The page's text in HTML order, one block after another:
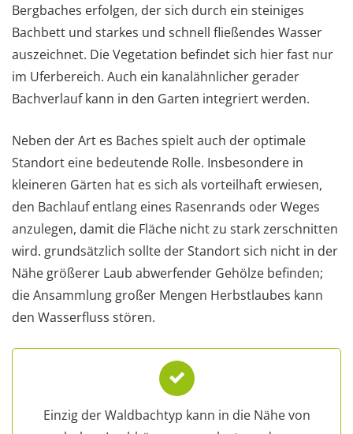
Bergbaches erfolgen, der sich durch ein steiniges
Bachbett und starkes und schnell fließendes Wasser
auszeichnet. Die Vegetation befindet sich hier fast nur
im Uferbereich. Auch ein kanalähnlicher gerader
Bachverlauf kann in den Garten integriert werden.
Neben der Art es Baches spielt auch der optimale
Standort eine bedeutende Rolle. Insbesondere in
kleineren Gärten hat es sich als vorteilhaft erwiesen,
den Bachlauf entlang eines Rasenrands oder Weges
anzulegen, damit die Fläche nicht zu stark zerschnitten
wird. grundsätzlich sollte der Standort sich nicht in der
Nähe größerer Laub abwerfender Gehölze befinden;
die Ansammlung großer Mengen Herbstlaubes kann
den Wasserfluss stören.
Einzig der Waldbachtyp kann in die Nähe von